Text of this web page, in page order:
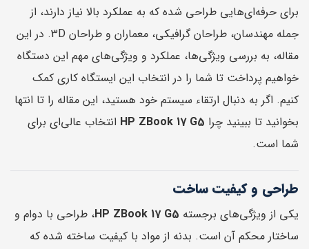
برای حرفه‌ای‌هایی طراحی شده که به عملکرد بالا نیاز دارند، از
جمله مهندسان، طراحان گرافیکی، معماران و طراحان 3D. در این
مقاله، به بررسی ویژگی‌ها، عملکرد و ویژگی‌های مهم این دستگاه
خواهیم پرداخت تا شما را در انتخاب این ایستگاه کاری کمک
کنیم. اگر به دنبال ارتقاء سیستم خود هستید، این مقاله را تا انتها
بخوانید تا ببینید چرا HP ZBook 17 G5 انتخاب عالی‌ای برای
شما است.
طراحی و کیفیت ساخت
یکی از ویژگی‌های برجسته HP ZBook 17 G5، طراحی با دوام و
ساختار محکم آن است. بدنه از مواد با کیفیت ساخته شده که